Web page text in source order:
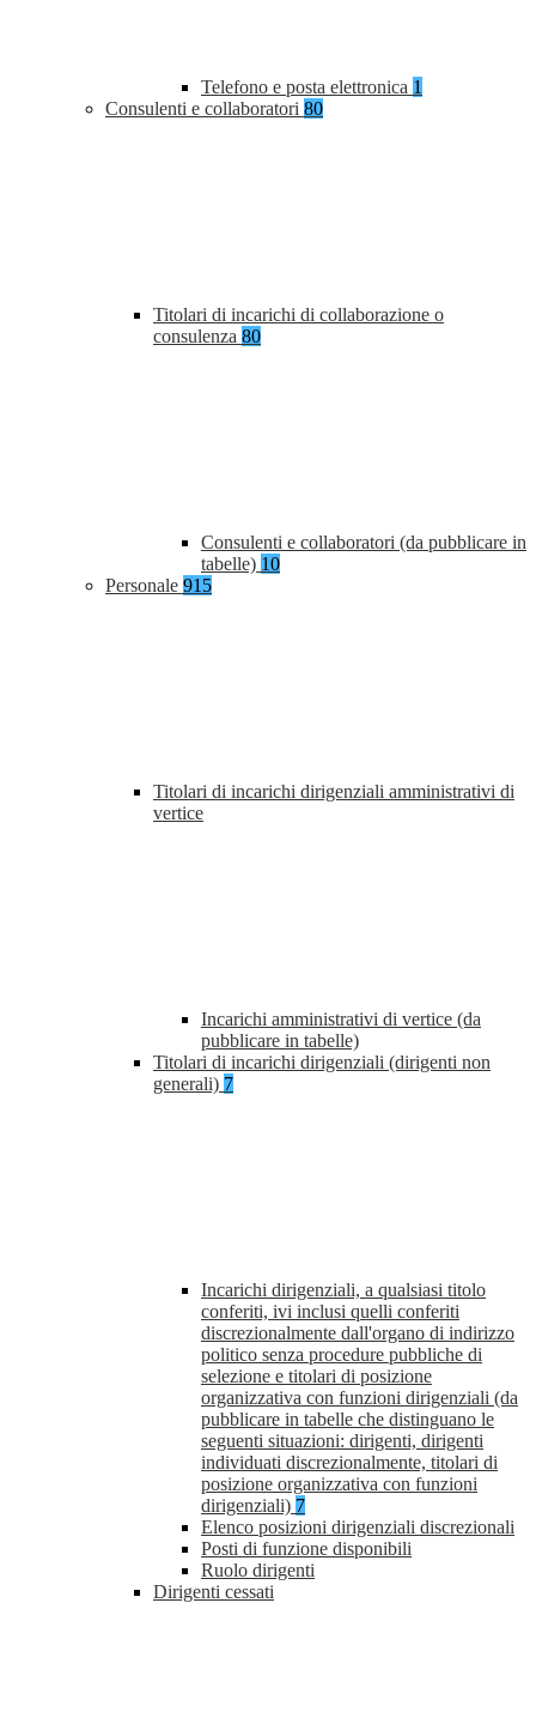
Telefono e posta elettronica 1
Consulenti e collaboratori 80
Titolari di incarichi di collaborazione o
consulenza 80
Consulenti e collaboratori (da pubblicare in
tabelle) 10
Personale 915
Titolari di incarichi dirigenziali amministrativi di
vertice
Incarichi amministrativi di vertice (da
pubblicare in tabelle)
Titolari di incarichi dirigenziali (dirigenti non
generali) 7
Incarichi dirigenziali, a qualsiasi titolo
conferiti, ivi inclusi quelli conferiti
discrezionalmente dall'organo di indirizzo
politico senza procedure pubbliche di
selezione e titolari di posizione
organizzativa con funzioni dirigenziali (da
pubblicare in tabelle che distinguano le
seguenti situazioni: dirigenti, dirigenti
individuati discrezionalmente, titolari di
posizione organizzativa con funzioni
dirigenziali) 7
Elenco posizioni dirigenziali discrezionali
Posti di funzione disponibili
Ruolo dirigenti
Dirigenti cessati